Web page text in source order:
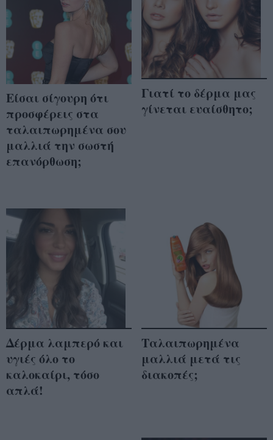
Είσαι σίγουρη ότι
προσφέρεις στα
ταλαιπωρημένα σου
μαλλιά την σωστή
επανόρθωση;
Γιατί το δέρμα μας
γίνεται ευαίσθητο;
Δέρμα λαμπερό και
υγιές όλο το
καλοκαίρι, τόσο
απλά!
Ταλαιπωρημένα
μαλλιά μετά τις
διακοπές;